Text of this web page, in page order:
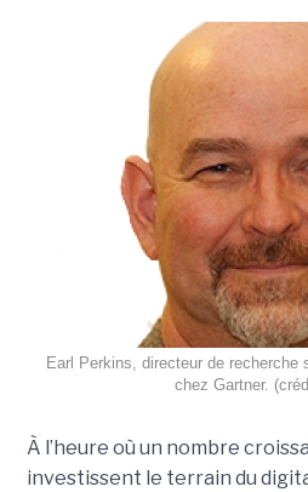
Earl Perkins, directeur de recherche
chez Gartner.
À l’heure où un nombre
investissent le terrain du